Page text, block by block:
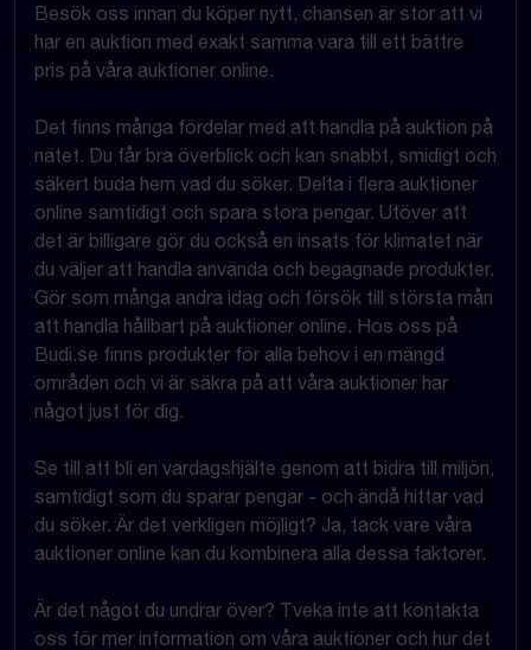
Besök oss innan du köper nytt, chansen är stor att vi
har en auktion med exakt samma vara till ett bättre
pris på våra auktioner online.
Det finns många fördelar med att handla på auktion på
nätet. Du får bra överblick och kan snabbt, smidigt och
säkert buda hem vad du söker. Delta i flera auktioner
online samtidigt och spara stora pengar. Utöver att
det är billigare gör du också en insats för klimatet när
du väljer att handla använda och begagnade produkter.
Gör som många andra idag och försök till största mån
att handla hållbart på auktioner online. Hos oss på
Budi.se finns produkter för alla behov i en mängd
områden och vi är säkra på att våra auktioner har
något just för dig.
Se till att bli en vardagshjälte genom att bidra till miljön,
samtidigt som du sparar pengar - och ändå hittar vad
du söker. Är det verkligen möjligt? Ja, tack vare våra
auktioner online kan du kombinera alla dessa faktorer.
Är det något du undrar över? Tveka inte att kontakta
oss för mer information om våra auktioner och hur det